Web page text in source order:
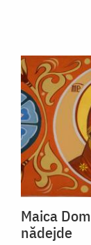
Maica
nădejde